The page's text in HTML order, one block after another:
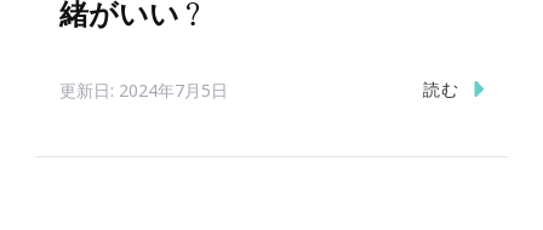
緒がいい？
更新日: 2024年7月5日 読む